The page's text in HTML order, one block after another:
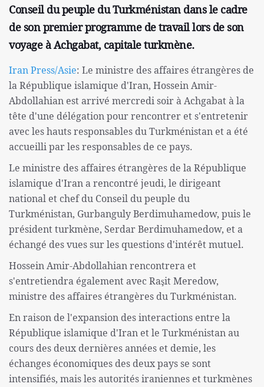
Conseil du peuple du Turkménistan dans le cadre
de son premier programme de travail lors de son
voyage à Achgabat, capitale turkmène.
Iran Press/Asie: Le ministre des affaires étrangères de
la République islamique d'Iran, Hossein Amir-
Abdollahian est arrivé mercredi soir à Achgabat à la
tête d'une délégation pour rencontrer et s'entretenir
avec les hauts responsables du Turkménistan et a été
accueilli par les responsables de ce pays.
Le ministre des affaires étrangères de la République
islamique d'Iran a rencontré jeudi, le dirigeant
national et chef du Conseil du peuple du
Turkménistan, Gurbanguly Berdimuhamedow, puis le
président turkmène, Serdar Berdimuhamedow, et a
échangé des vues sur les questions d'intérêt mutuel.
Hossein Amir-Abdollahian rencontrera et
s'entretiendra également avec Raşit Meredow,
ministre des affaires étrangères du Turkménistan.
En raison de l'expansion des interactions entre la
République islamique d'Iran et le Turkménistan au
cours des deux dernières années et demie, les
échanges économiques des deux pays se sont
intensifiés, mais les autorités iraniennes et turkmènes